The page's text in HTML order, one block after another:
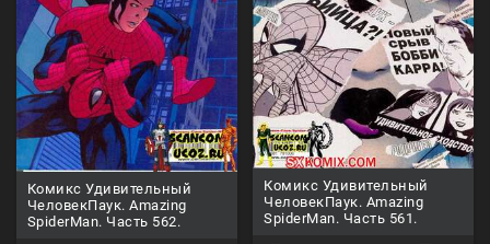
Комикс Удивительный
ЧеловекПаук. Amazing
SpiderMan. Часть 562.
Комикс Удивительный
ЧеловекПаук. Amazing
SpiderMan. Часть 561.